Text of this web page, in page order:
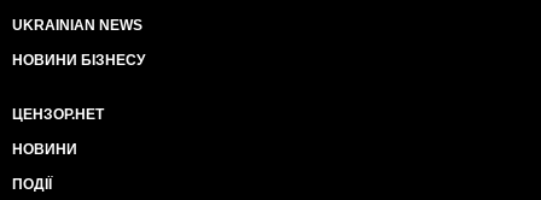
UKRAINIAN NEWS
НОВИНИ БІЗНЕСУ
ЦЕНЗОР.НЕТ
НОВИНИ
ПОДІЇ